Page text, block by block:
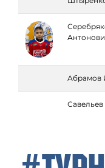
Абрамов